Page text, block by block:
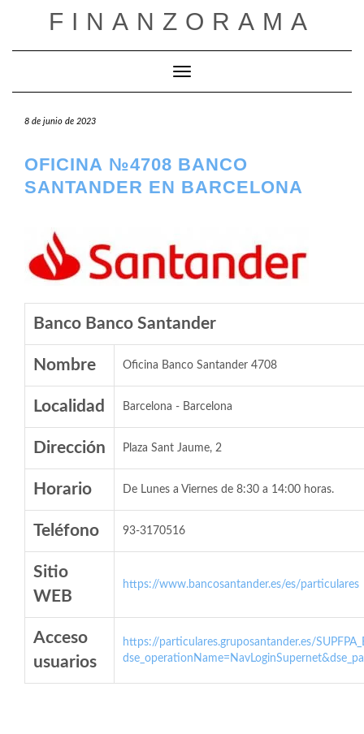
FINANZORAMA
Cambiar modo de navegación
8 de junio de 2023
OFICINA №4708 BANCO
SANTANDER EN BARCELONA
Banco Banco Santander
Nombre Oficina Banco Santander 4708
Localidad Barcelona - Barcelona
Dirección Plaza Sant Jaume, 2
Horario De Lunes a Viernes de 8:30 a 14:00 horas.
Teléfono 93-3170516
Sitio
WEB
https://www.bancosantander.es/es/particulares
Acceso
usuarios
https://particulares.gruposantander.es/